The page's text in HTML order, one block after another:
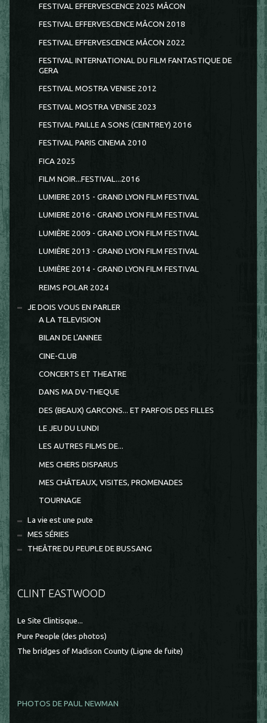
FESTIVAL EFFERVESCENCE 2025 MÂCON
FESTIVAL EFFERVESCENCE MÂCON 2018
FESTIVAL EFFERVESCENCE MÂCON 2022
FESTIVAL INTERNATIONAL DU FILM FANTASTIQUE DE
GERA
FESTIVAL MOSTRA VENISE 2012
FESTIVAL MOSTRA VENISE 2023
FESTIVAL PAILLE A SONS (CEINTREY) 2016
FESTIVAL PARIS CINEMA 2010
FICA 2025
FILM NOIR...FESTIVAL...2016
LUMIERE 2015 - GRAND LYON FILM FESTIVAL
LUMIERE 2016 - GRAND LYON FILM FESTIVAL
LUMIÈRE 2009 - GRAND LYON FILM FESTIVAL
LUMIÈRE 2013 - GRAND LYON FILM FESTIVAL
LUMIÈRE 2014 - GRAND LYON FILM FESTIVAL
REIMS POLAR 2024
JE DOIS VOUS EN PARLER
A LA TELEVISION
BILAN DE L'ANNEE
CINE-CLUB
CONCERTS ET THEATRE
DANS MA DV-THEQUE
DES (BEAUX) GARCONS... ET PARFOIS DES FILLES
LE JEU DU LUNDI
LES AUTRES FILMS DE...
MES CHERS DISPARUS
MES CHÂTEAUX, VISITES, PROMENADES
TOURNAGE
La vie est une pute
MES SÉRIES
THEÂTRE DU PEUPLE DE BUSSANG
CLINT EASTWOOD
Le Site Clintisque...
Pure People (des photos)
The bridges of Madison County (Ligne de fuite)
PHOTOS DE PAUL NEWMAN